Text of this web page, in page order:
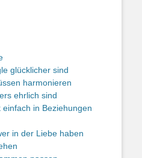
glücklicher sind
harmonieren
ehrlich sind
in Beziehungen
in der Liebe haben